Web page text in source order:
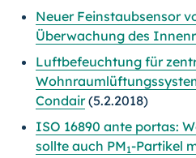
Neuer Feinstaubsensor
Überwachung des
Luftbefeuchtung für
Condair(5.2.2018)
ISO 16890 ante portas:
sollte auch PM1-Partikel